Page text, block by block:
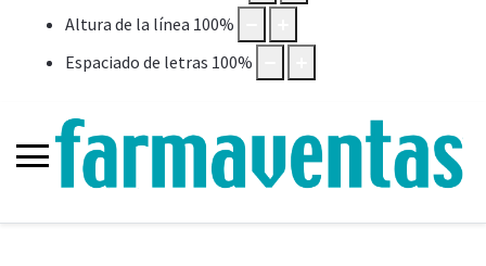
Altura de la línea 100%
Espaciado de letras 100%